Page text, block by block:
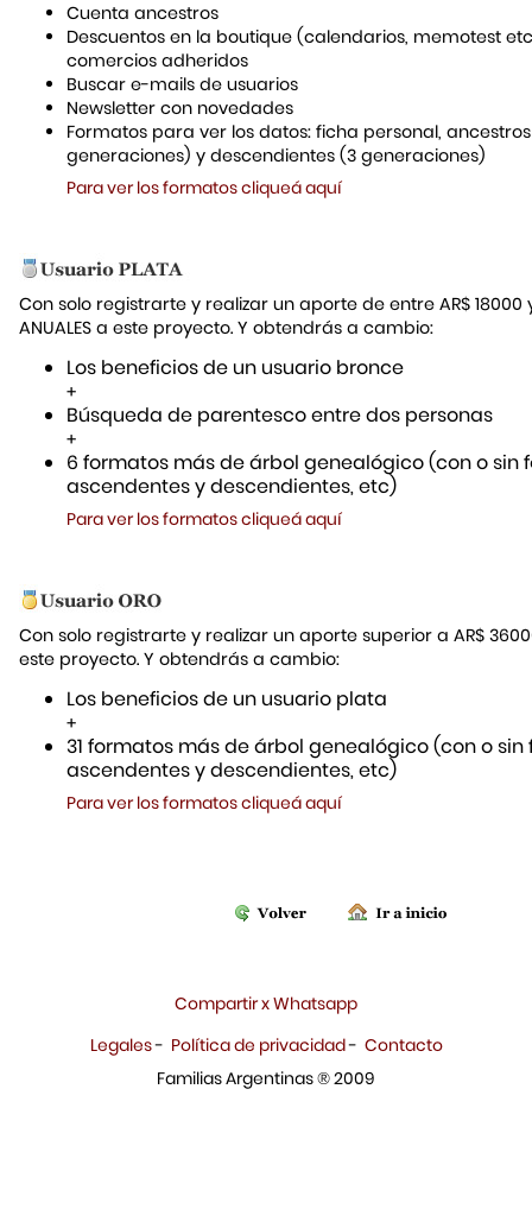
Cuenta ancestros
Descuentos en la boutique (calendarios, memotest
comercios adheridos
Buscar e-mails de usuarios
Newsletter con novedades
Formatos para ver los datos: ficha personal,
generaciones) y descendientes (3 generaciones)
Para ver los formatos cliqueá aquí
Con solo registrarte y realizar un aporte de entre AR$ 18000
ANUALES a este proyecto. Y obtendrás a cambio:
Los beneficios de un usuario bronce
+
Búsqueda de parentesco entre dos personas
+
6 formatos más de árbol genealógico (con o sin
ascendentes y descendientes, etc)
Para ver los formatos cliqueá aquí
Con solo registrarte y realizar un aporte superior a AR$
este proyecto. Y obtendrás a cambio:
Los beneficios de un usuario plata
+
31 formatos más de árbol genealógico (con o sin
ascendentes y descendientes, etc)
Para ver los formatos cliqueá aquí
Compartir x Whatsapp
Legales- Política de privacidad- Contacto
Familias Argentinas ® 2009